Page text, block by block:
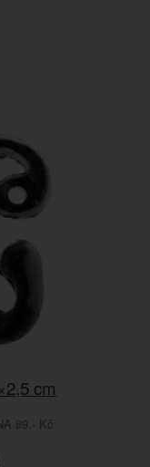
cm
89.- Kč